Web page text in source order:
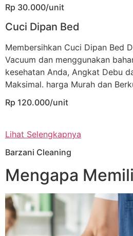
Rp 30.000/unit
Cuci Dipan Bed
Membersihkan Cuci Dipan Bed
Vacuum dan menggunakan
kesehatan Anda, Angkat Debu
Maksimal. harga Murah dan
Rp 120.000/unit
Lihat Selengkapnya
Barzani Cleaning
Mengapa